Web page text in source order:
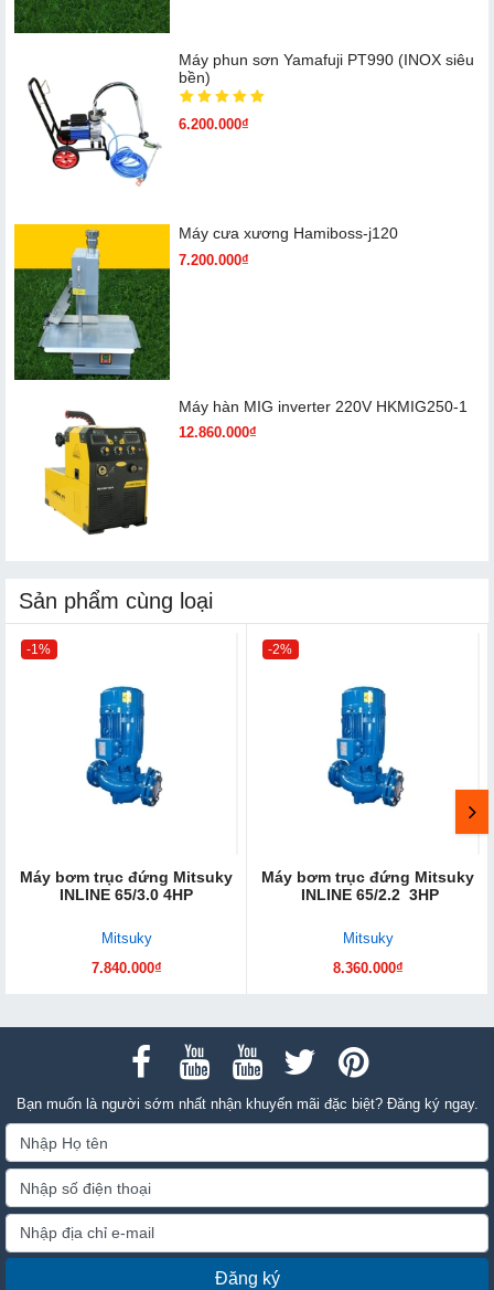
Máy phun sơn Yamafuji PT990 (INOX siêu
bền)
6.200.000₫
Máy cưa xương Hamiboss-j120
7.200.000₫
Máy hàn MIG inverter 220V HKMIG250-1
12.860.000₫
Sản phẩm cùng loại
-1%
Máy bơm trục đứng Mitsuky
INLINE 65/3.0 4HP
Mitsuky
7.840.000₫
-2%
Máy bơm trục đứng Mitsuky
INLINE 65/2.2 3HP
Mitsuky
8.360.000₫
Bạn muốn là người sớm nhất nhận khuyến mãi đặc biệt? Đăng ký ngay.
Đăng ký